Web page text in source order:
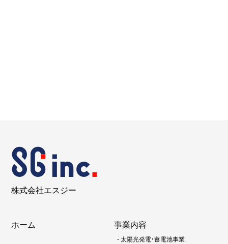
株式会社エスジー
ホーム 事業内容
-太陽光発電・蓄電池事業